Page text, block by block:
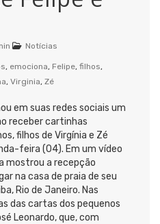
Notícias
, emociona, Felipe, filhos,
, Virginia, Zé
em suas redes sociais um
receber cartinhas
filhos de Virgínia e Zé
feira (04). Em um vídeo
mostrou a recepção
na casa de praia de seu
Rio de Janeiro. Nas
das cartas dos pequenos
Leonardo, que, com